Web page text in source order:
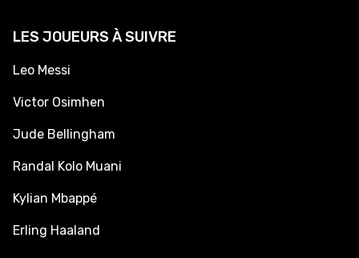
LES JOUEURS À SUIVRE
Leo Messi
Victor Osimhen
Jude Bellingham
Randal Kolo Muani
Kylian Mbappé
Erling Haaland